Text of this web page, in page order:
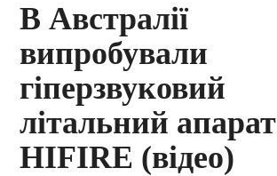
В Австралії
випробували
гіперзвуковий
літальний апарат
HIFIRE (відео)